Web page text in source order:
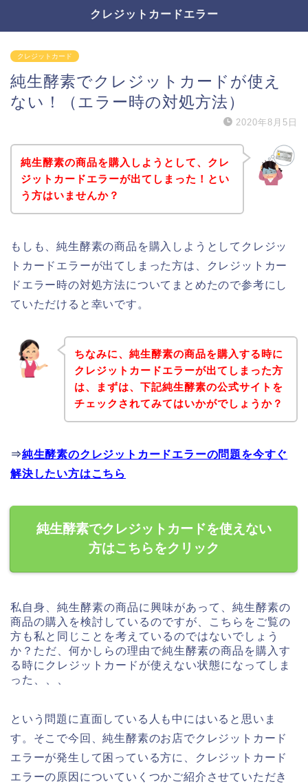
クレジットカードエラー
クレジットカード
純生酵素でクレジットカードが使え
ない！（エラー時の対処方法）
2020年8月5日
純生酵素の商品を購入しようとして、クレ
ジットカードエラーが出てしまった！とい
う方はいませんか？
もしも、純生酵素の商品を購入しようとしてクレジッ
トカードエラーが出てしまった方は、クレジットカー
ドエラー時の対処方法についてまとめたので参考にし
ていただけると幸いです。
ちなみに、純生酵素の商品を購入する時に
クレジットカードエラーが出てしまった方
は、まずは、下記純生酵素の公式サイトを
チェックされてみてはいかがでしょうか？
⇒純生酵素のクレジットカードエラーの問題を今すぐ
解決したい方はこちら
純生酵素でクレジットカードを使えない
方はこちらをクリック
私自身、純生酵素の商品に興味があって、純生酵素の
商品の購入を検討しているのですが、こちらをご覧の
方も私と同じことを考えているのではないでしょう
か？ただ、何かしらの理由で純生酵素の商品を購入す
る時にクレジットカードが使えない状態になってしま
った、、、
という問題に直面している人も中にはいると思いま
す。そこで今回、純生酵素のお店でクレジットカード
エラーが発生して困っている方に、クレジットカード
エラーの原因についていくつかご紹介させていただき